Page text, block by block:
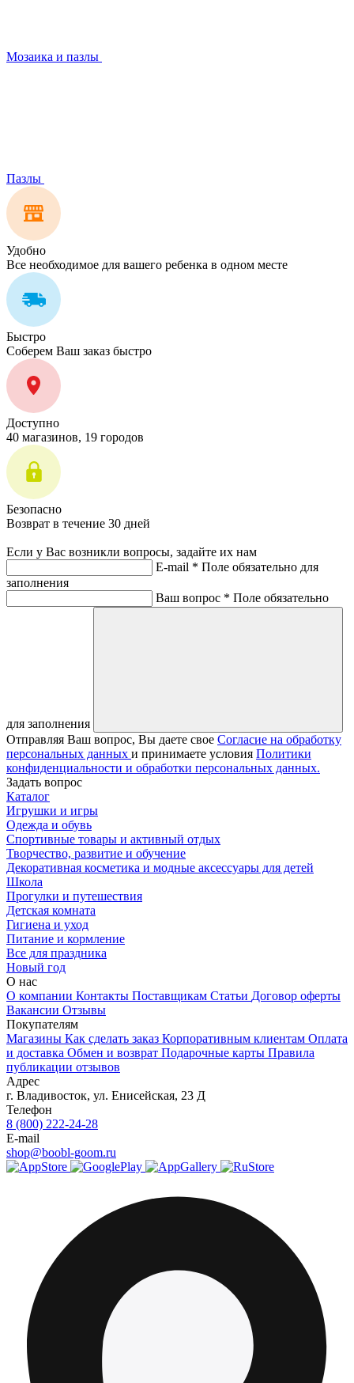
Мозаика и пазлы
Пазлы
Удобно
Все необходимое для вашего ребенка в одном месте
Быстро
Соберем Ваш заказ быстро
Доступно
40 магазинов, 19 городов
Безопасно
Возврат в течение 30 дней
Если у Вас возникли вопросы, задайте их нам
E-mail * Поле обязательно для
заполнения
Ваш вопрос * Поле обязательно
для заполнения
Отправляя Ваш вопрос, Вы даете свое Согласие на обработку
персональных данных и принимаете условия Политики
конфиденциальности и обработки персональных данных.
Задать вопрос
Каталог
Игрушки и игры
Одежда и обувь
Спортивные товары и активный отдых
Творчество, развитие и обучение
Декоративная косметика и модные аксессуары для детей
Школа
Прогулки и путешествия
Детская комната
Гигиена и уход
Питание и кормление
Все для праздника
Новый год
О нас
О компании Контакты Поставщикам Статьи Договор оферты
Вакансии Отзывы
Покупателям
Магазины Как сделать заказ Корпоративным клиентам Оплата
и доставка Обмен и возврат Подарочные карты Правила
публикации отзывов
Адрес
г. Владивосток, ул. Енисейская, 23 Д
Телефон
8 (800) 222-24-28
E-mail
shop@boobl-goom.ru